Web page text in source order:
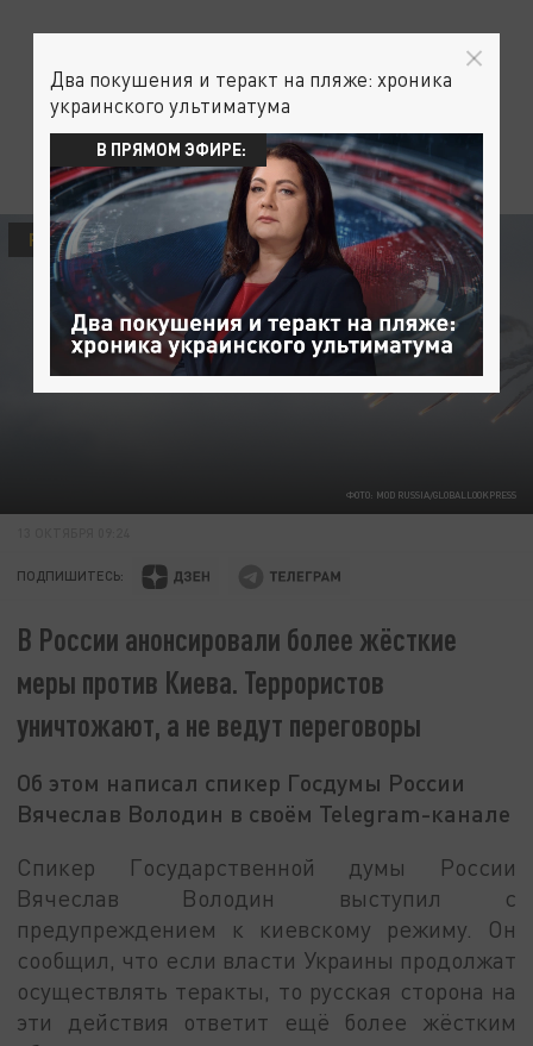
ФОТО: MOD RUSSIA/GLOBALLOOKPRESS
РУССКИЙ ОТВЕТ АРМИЯ УКРАИНА
ПОДПИШИТЕСЬ:
В России анонсировали более жёсткие
меры против Киева. Террористов
уничтожают, а не ведут переговоры
Об этом написал спикер Госдумы России
Вячеслав Володин в своём Telegram-канале
Спикер Государственной думы России
Вячеслав Володин выступил с
предупреждением к киевскому режиму. Он
сообщил, что если власти Украины продолжат
осуществлять теракты, то русская сторона на
эти действия ответит ещё более жёстким
Два покушения и теракт на пляже: хроника
украинского ультиматума
В ПРЯМОМ ЭФИРЕ: